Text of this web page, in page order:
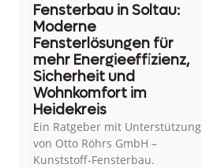
Fensterbau in Soltau:
Moderne
Fensterlösungen für
mehr Energieeffizienz,
Sicherheit und
Wohnkomfort im
Heidekreis
Ein Ratgeber mit Unterstützung
von Otto Röhrs GmbH –
Kunststoff-Fensterbau.